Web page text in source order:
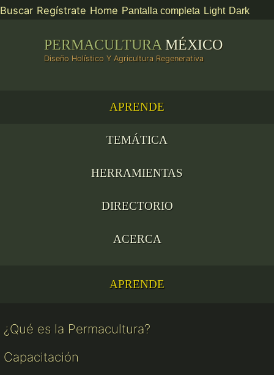
Buscar Regístrate Home Pantalla completa Light Dark
PERMACULTURA MÉXICO
Diseño Holístico Y Agricultura Regenerativa
APRENDE
TEMÁTICA
HERRAMIENTAS
DIRECTORIO
ACERCA
APRENDE
¿Qué es la Permacultura?
Capacitación